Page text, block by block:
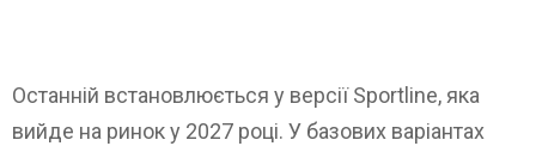
Останній встановлюється у версії Sportline, яка
вийде на ринок у 2027 році. У базових варіантах